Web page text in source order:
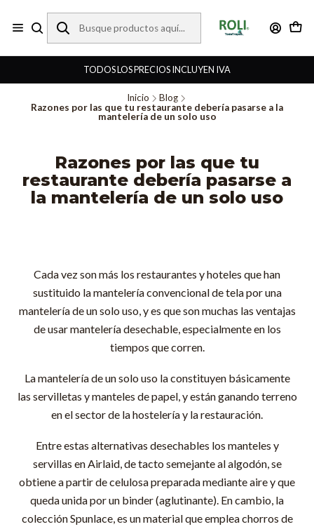
TODOS LOS PRECIOS INCLUYEN IVA
Inicio
Blog
Razones por las que tu restaurante debería pasarse a la
mantelería de un solo uso
Razones por las que tu
restaurante debería pasarse a
la mantelería de un solo uso
Cada vez son más los restaurantes y hoteles que han
sustituido la mantelería convencional de tela por una
mantelería de un solo uso, y es que son muchas las ventajas
de usar mantelería desechable, especialmente en los
tiempos que corren.
La mantelería de un solo uso la constituyen básicamente
las servilletas y manteles de papel, y están ganando terreno
en el sector de la hostelería y la restauración.
Entre estas alternativas desechables los manteles y
servillas en Airlaid, de tacto semejante al algodón, se
obtiene a partir de celulosa preparada mediante aire y que
queda unida por un binder (aglutinante). En cambio, la
colección Spunlace, es un material que emplea chorros de